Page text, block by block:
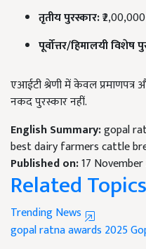
तृतीय पुरस्कार:₹2,00,000
पूर्वोत्तर/हिमालयी विशेष
एआईटी श्रेणी में केवल प्रमाणपत्र
नकद पुरस्कार नहीं.
English Summary:gopal
best dairy farmers cattle
Published on:17
Related Topics
Trending News
gopal ratna awards 2025